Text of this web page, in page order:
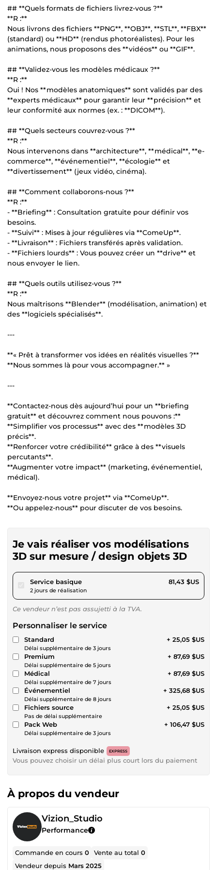
## **Quels formats de fichiers livrez-vous ?**
**R :**
Nous livrons des fichiers **PNG**, **OBJ**, **STL**, **FBX**
(standard) ou **HD** (rendus photoréalistes). Pour les
animations, nous proposons des **vidéos** ou **GIF**.
## **Validez-vous les modèles médicaux ?**
**R :**
Oui ! Nos **modèles anatomiques** sont validés par des
**experts médicaux** pour garantir leur **précision** et
leur conformité aux normes (ex. : **DICOM**).
## **Quels secteurs couvrez-vous ?**
**R :**
Nous intervenons dans **architecture**, **médical**, **e-
commerce**, **événementiel**, **écologie** et
**divertissement** (jeux vidéo, cinéma).
## **Comment collaborons-nous ?**
**R :**
- **Briefing** : Consultation gratuite pour définir vos
besoins.
- **Suivi** : Mises à jour régulières via **ComeUp**.
- **Livraison** : Fichiers transférés après validation.
- **Fichiers lourds** : Vous pouvez créer un **drive** et
nous envoyer le lien.
## **Quels outils utilisez-vous ?**
**R :**
Nous maîtrisons **Blender** (modélisation, animation) et
des **logiciels spécialisés**.
---
**« Prêt à transformer vos idées en réalités visuelles ?**
**Nous sommes là pour vous accompagner.** »
---
**Contactez-nous dès aujourd’hui pour un **briefing
gratuit** et découvrez comment nous pouvons :**
**Simplifier vos processus** avec des **modèles 3D
précis**.
**Renforcer votre crédibilité** grâce à des **visuels
percutants**.
**Augmenter votre impact** (marketing, événementiel,
médical).
**Envoyez-nous votre projet** via **ComeUp**.
**Ou appelez-nous** pour discuter de vos besoins.
Je vais réaliser vos modélisations
3D sur mesure / design objets 3D
Service basiquepour 75,04 $US
2 jours de réalisation
81,43 $US
Ce vendeur n’est pas assujetti à la TVA.
Personnaliser le service
Standard
Délai supplémentaire de 3 jours
+ 25,05 $US
Premium
Délai supplémentaire de 5 jours
+ 87,69 $US
Médical
Délai supplémentaire de 7 jours
+ 87,69 $US
Événementiel
Délai supplémentaire de 8 jours
+ 325,68 $US
Fichiers source
Pas de délai supplémentaire
+ 25,05 $US
Pack Web
Délai supplémentaire de 3 jours
+ 106,47 $US
Livraison express disponible EXPRESS
Vous pouvez choisir un délai plus court lors du paiement
À propos du vendeur
Vizion_Studio
Performance
Commande en cours0 Vente au total0
Vendeur depuis Mars 2025